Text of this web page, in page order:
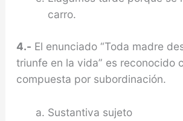
carro.
4.- El enunciado “Toda madre
triunfe en la vida” es reconocido
compuesta por subordinación.
Sustantiva sujeto